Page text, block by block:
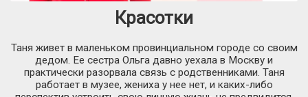
Красотки
Таня живет в маленьком провинциальном городе со своим
дедом. Ее сестра Ольга давно уехала в Москву и
практически разорвала связь с родственниками. Таня
работает в музее, жениха у нее нет, и каких-либо